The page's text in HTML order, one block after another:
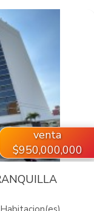
venta
$950,000,000